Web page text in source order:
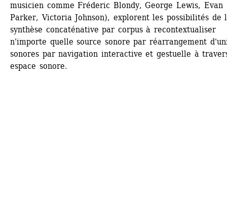
musicien comme Fréderic Blondy, George Lewis, Evan
Parker, Victoria Johnson), explorent les possibilités de
synthèse concaténative par corpus à recontextualiser
n'importe quelle source sonore par réarrangement
sonores par navigation interactive et gestuelle à
espace sonore.